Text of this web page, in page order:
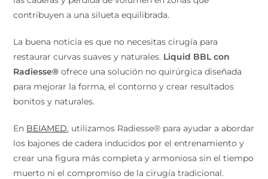
contribuyen a una silueta equilibrada.
La buena noticia es que no necesitas cirugía para
restaurar curvas suaves y naturales. Liquid BBL con
Radiesse® ofrece una solución no quirúrgica diseñada
para mejorar la forma, el contorno y crear resultados
bonitos y naturales.
En BEIAMED, utilizamos Radiesse® para ayudar a abordar
los bajones de cadera inducidos por el entrenamiento y
crear una figura más completa y armoniosa sin el tiempo
muerto ni el compromiso de la cirugía tradicional.